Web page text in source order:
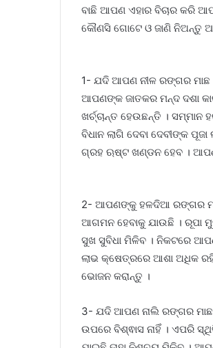
ବାଛି ଆପଣ ଏହାର ବିଚାର କରି
କୌଣସି ଗୋଟେ ଓ ଜାଣି ନିଅନ୍ତୁ
1- ଯଦି ଆପଣ ନୀଳ ରଙ୍ଗର ମାଛ
ଆପଣଙ୍କ ଜାତକର ମନ୍ଦ ଦଶା
ଖର୍ଚ୍ଚାନ୍ତ ହେଉଛନ୍ତି ।
ବିଧାନ ଲାଗି ଦେବା ଦେବୀଙ୍କ
ଗ୍ରହ ଋଷ୍ଟ ଖଣ୍ଡନ ହେବ ।
2- ଆପଣଙ୍କୁ ହଳଦିଆ ରଙ୍ଗର
ଆଗମନ ହେବାକୁ ଯାଉଛି । ରୂପା
ସୁଖ ସୁବିଧା ମିଳିବ । ନିକଟରେ
ଲାଭ କ୍ଷେତ୍ରରେ ଆଶା ଅଧିକ
ଭୋଜନ କରାନ୍ତୁ ।
3- ଯଦି ଆପଣ ନାଲି ରଙ୍ଗର
ଉପରେ ବିଶ୍ଵାସ ନାହିଁ । ଏପରି